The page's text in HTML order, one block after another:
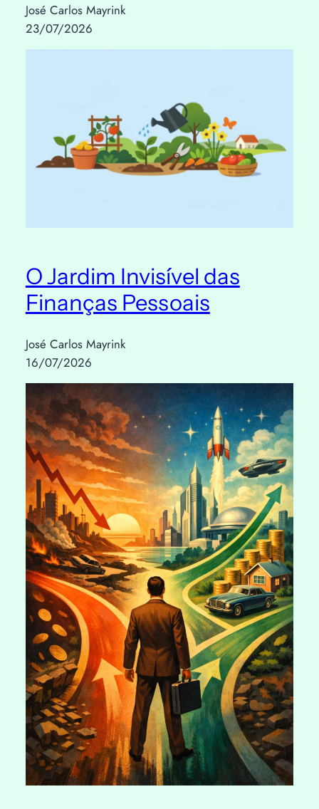
José Carlos Mayrink
23/07/2026
O Jardim Invisível das
Finanças Pessoais
José Carlos Mayrink
16/07/2026